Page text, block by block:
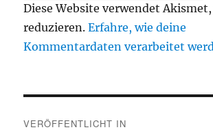
Diese Website verwendet
reduzieren.Erfahre, wie deine
Kommentardaten verarbeitet
VERÖFFENTLICHT IN